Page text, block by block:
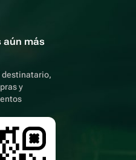
aún más
destinatario,
y